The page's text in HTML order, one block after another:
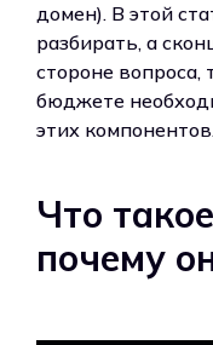
домен). В этой
разбирать, а
стороне вопроса,
бюджете
этих
Что
почему